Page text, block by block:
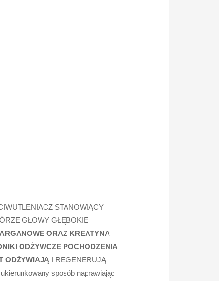
STANOWIĄCY
GŁOWY GŁĘBOKIE
ORAZ KREATYNA
ODŻYWCZE POCHODZENIA
ODŻYWIAJĄ I REGENERUJĄ
sposób naprawiając